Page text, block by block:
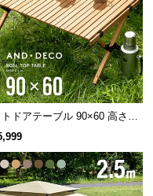
ル
可能。ボタン式で簡単に調節
ドアテーブル 90×60 高さ44